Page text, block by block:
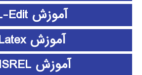
آموزش L-Edit
آموزش Latex
آموزش LISREL